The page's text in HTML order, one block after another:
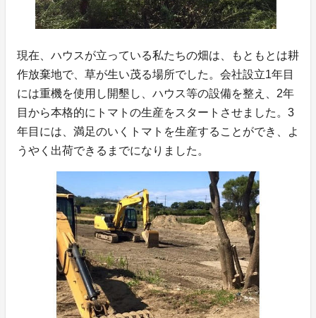
現在、ハウスが立っている私たちの畑は、もともとは耕
作放棄地で、草が生い茂る場所でした。会社設立1年目
には重機を使用し開墾し、ハウス等の設備を整え、2年
目から本格的にトマトの生産をスタートさせました。3
年目には、満足のいくトマトを生産することができ、よ
うやく出荷できるまでになりました。